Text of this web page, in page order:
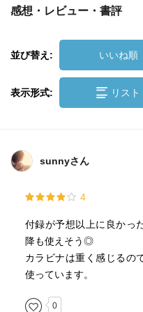
感想・レビュー・書評
並び替え: いいね順
表示形式: リスト
sunnyさん
4
付録が予想以上に良かっ
降も使えそう◎
カラビナは重く感じるの
使っています。
0